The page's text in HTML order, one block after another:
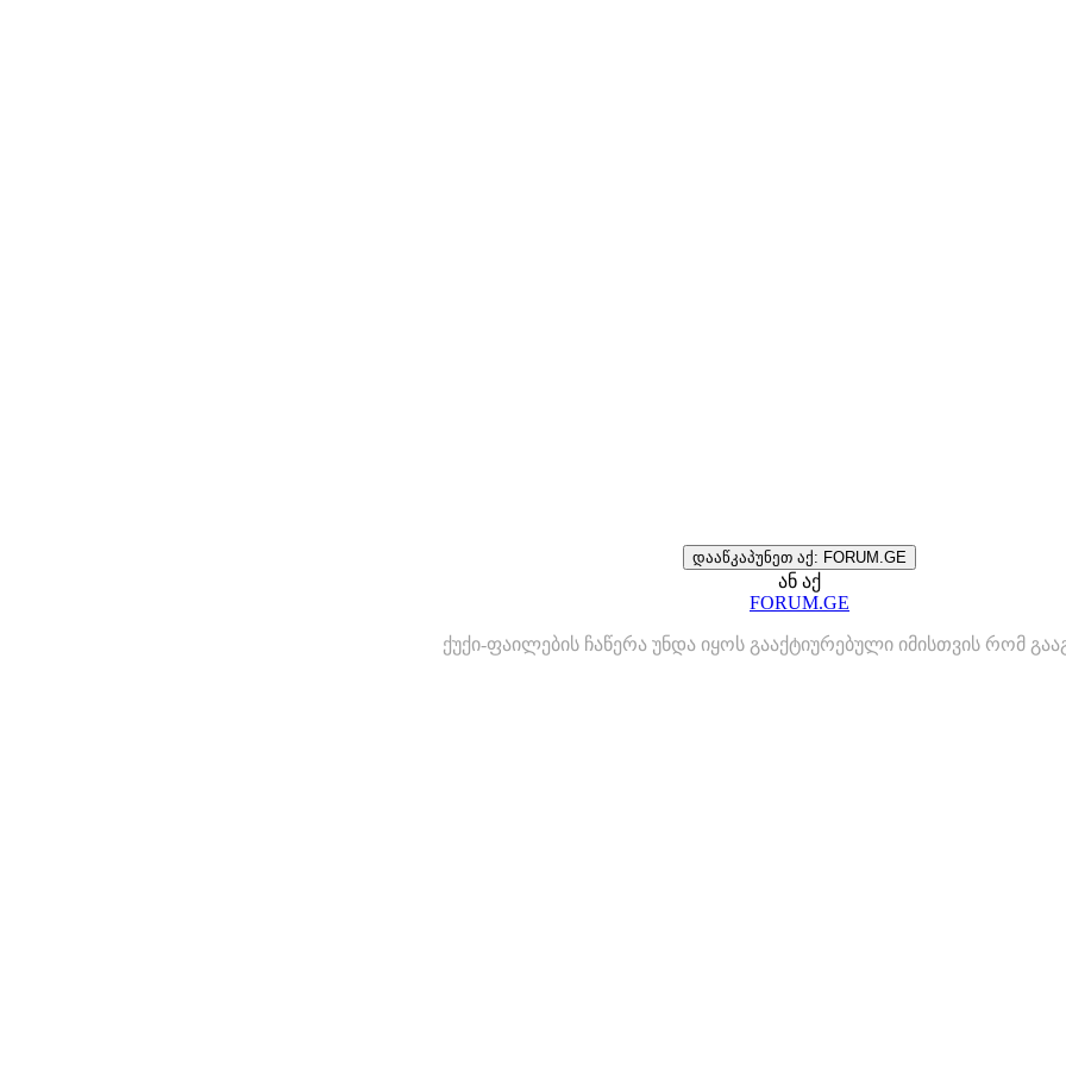
დააწკაპუნეთ აქ: FORUM.GE
ან აქ
FORUM.GE
ქუქი-ფაილების ჩაწერა უნდა იყოს გააქტიურებული იმისთვის რომ